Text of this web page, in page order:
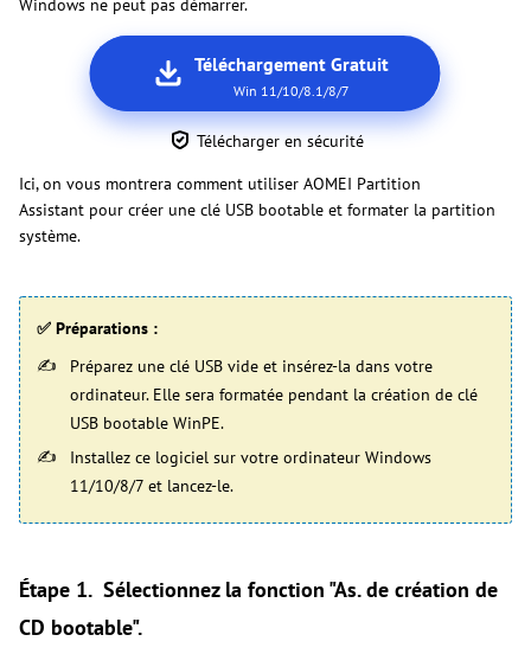
Windows ne peut pas démarrer.
Téléchargement Gratuit
Win 11/10/8.1/8/7
Télécharger en sécurité
Ici, on vous montrera comment utiliser AOMEI Partition
Assistant pour créer une clé USB bootable et formater la partition
système.
✅ Préparations :
Préparez une clé USB vide et insérez-la dans votre
ordinateur. Elle sera formatée pendant la création de clé
USB bootable WinPE.
Installez ce logiciel sur votre ordinateur Windows
11/10/8/7 et lancez-le.
Étape 1.Sélectionnez la fonction "As. de création de
CD bootable".